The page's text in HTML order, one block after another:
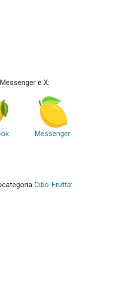
e X:
Messenger
Cibo-Frutta: